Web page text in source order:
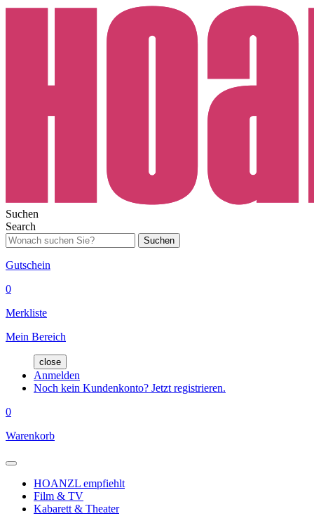
Suchen
Search
Suchen
Gutschein
0
Merkliste
Mein Bereich
close
Anmelden
Noch kein Kundenkonto? Jetzt registrieren.
0
Warenkorb
HOANZL empfiehlt
Film & TV
Kabarett & Theater